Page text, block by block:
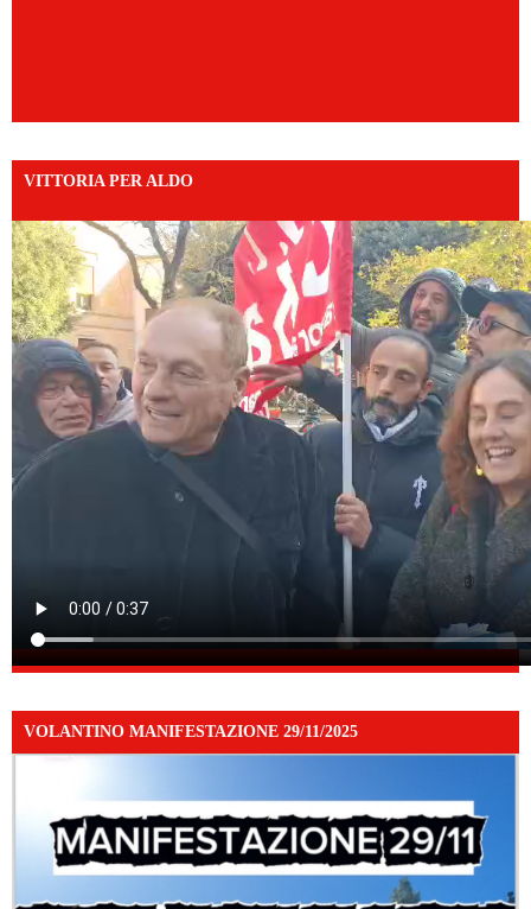
VITTORIA PER ALDO
VOLANTINO MANIFESTAZIONE 29/11/2025